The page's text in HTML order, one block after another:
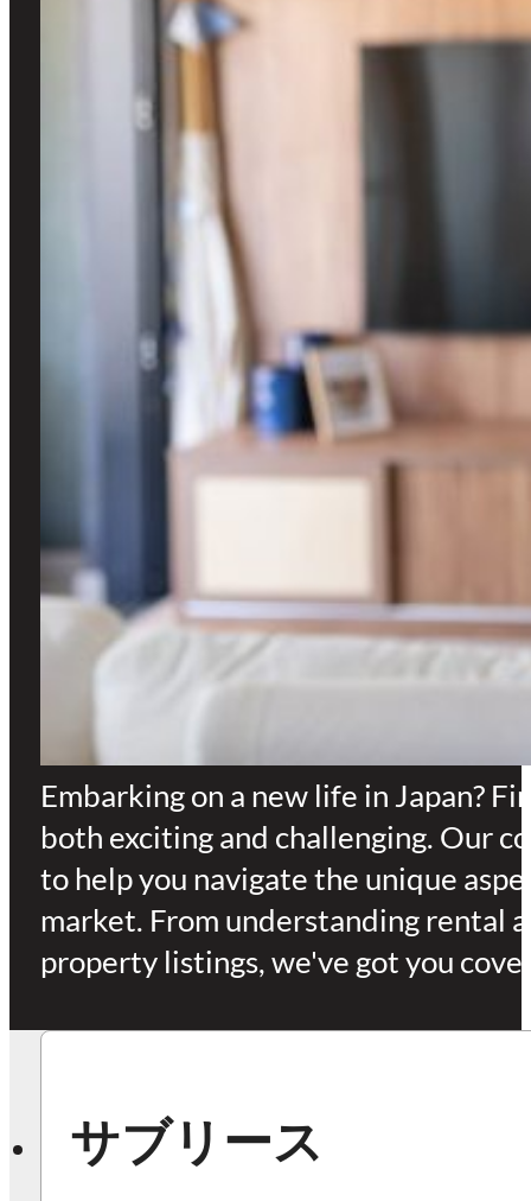
Embarking on a new life in Japan?
both exciting and challenging. Our
to help you navigate the unique
market. From understanding rental
property listings, we've got you
サブリース